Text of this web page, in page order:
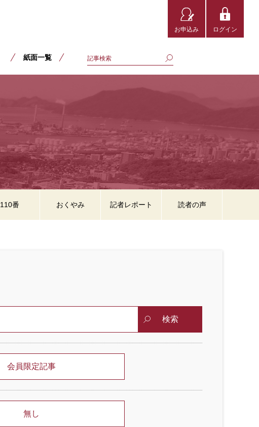
お申込み ログイン
紙面一覧
検索
会員限定記事
無し
110番 おくやみ 記者レポート 読者の声